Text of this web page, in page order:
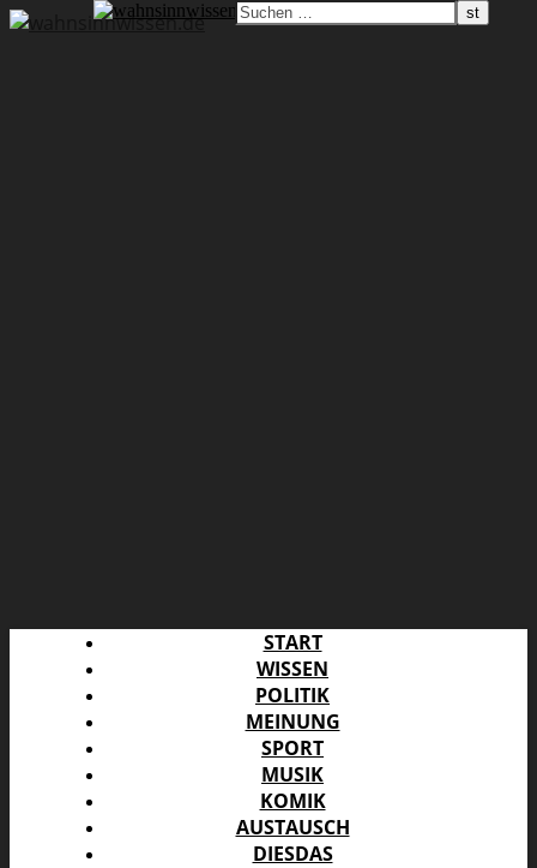
START
WISSEN
POLITIK
MEINUNG
SPORT
MUSIK
KOMIK
AUSTAUSCH
DIESDAS